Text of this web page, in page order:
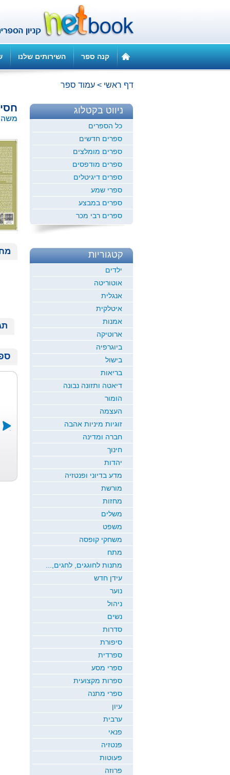
קנה ספר השירותים שלנו
דף ראשי > עמוד ספר
משה
שערי בריאות ...
משה רבפוגל
ניווט בקטלוג
כל הספרים
ספרים חדשים
ספרים מומלצים
ספרים מודפסים
ספרים דיגיטלים
ספרי שמע
ספרים במבצע
ספרים רבי מכר
קטגוריות
ילדים
אוטוריטה
אנגלית
איטלקית
אמנות
ארוטיקה
ביוגרפיה
בישול
בריאות
דיאטה ותזונה נבונה
הומור
העצמה
זוגיות מיניות אהבה
חברה ומדינה
חינוך
יהדות
מדע בדיוני ופנטזיה
מורשת
מחזות
משלים
משפט
משחקי קופסה
מתח
מתנות לחוגגים, לחגים,...
עידן חדש
נוער
ניהול
נשים
סדרות
סיפורת
ספרדית
ספרי מסע
ספרות מקצועית
ספרי מתנה
עיון
ערבית
פנאי
פנטזיה
פעוטות
פרוזה